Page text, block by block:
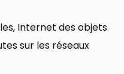
Internet des objets
sur les réseaux